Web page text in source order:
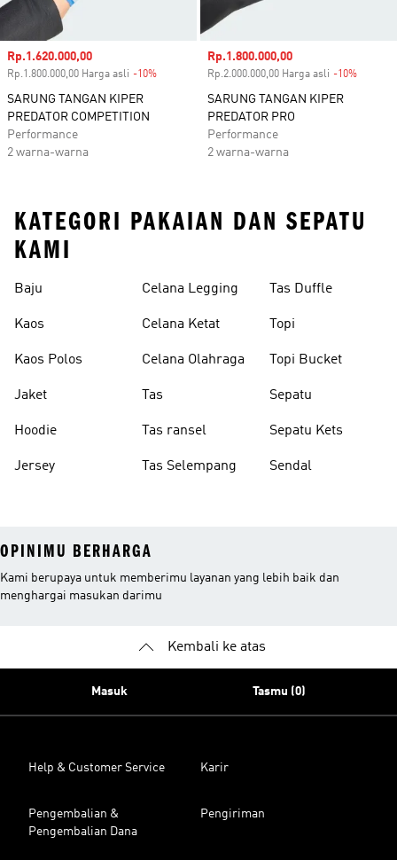
Harga penjualan
Rp.1.620.000,00
Rp.1.800.000,00 Harga asli -10%
SARUNG TANGAN KIPER
PREDATOR COMPETITION
Performance
2 warna-warna
Harga penjualan
Rp.1.800.000,00
Rp.2.000.000,00 Harga asli -10%
SARUNG TANGAN KIPER
PREDATOR PRO
Performance
2 warna-warna
KATEGORI PAKAIAN DAN SEPATU
KAMI
Baju
Kaos
Kaos Polos
Jaket
Hoodie
Jersey
Celana Legging
Celana Ketat
Celana Olahraga
Tas
Tas ransel
Tas Selempang
Tas Duffle
Topi
Topi Bucket
Sepatu
Sepatu Kets
Sendal
OPINIMU BERHARGA
Kami berupaya untuk memberimu layanan yang lebih baik dan
menghargai masukan darimu
Kembali ke atas
Masuk Tasmu (0)
Help & Customer Service Karir
Pengembalian &
Pengembalian Dana
Pengiriman